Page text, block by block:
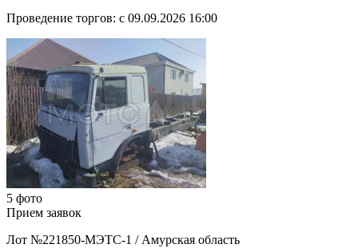
Проведение торгов: с 09.09.2026 16:00
5 фото
Прием заявок
Лот №221850-МЭТС-1 / Амурская область